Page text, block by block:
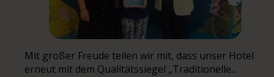
Mit großer Freude teilen wir mit, dass unser Hotel
erneut mit dem Qualitätssiegel „Traditionelle...